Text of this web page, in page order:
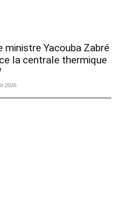
ministre Yacouba Zabré
la centrale thermique
2026